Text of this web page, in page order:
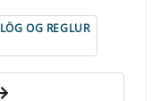
LÖG OG REGLUR